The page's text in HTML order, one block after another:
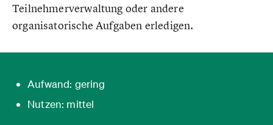
Teilnehmerverwaltung oder andere
organisatorische Aufgaben erledigen.
Aufwand: gering
Nutzen: mittel